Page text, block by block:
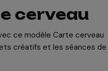
cerveau
ce modèle Carte cerveau
créatifs et les séances de